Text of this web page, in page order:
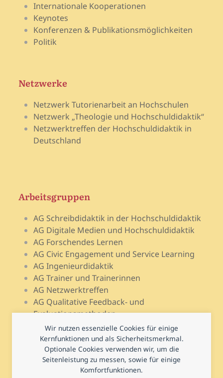
Wir nutzen essenzielle Cookies für einige
Kernfunktionen und als Sicherheitsmerkmal.
Optionale Cookies verwenden wir, um die
Seitenleistung zu messen, sowie für einige
Komfortfunktionen.
Internationale Kooperationen
Keynotes
Konferenzen & Publikationsmöglichkeiten
Politik
Netzwerke
Netzwerk Tutorienarbeit an Hochschulen
Netzwerk „Theologie und Hochschuldidaktik“
Netzwerktreffen der Hochschuldidaktik in
Deutschland
Arbeitsgruppen
AG Schreibdidaktik in der Hochschuldidaktik
AG Digitale Medien und Hochschuldidaktik
AG Forschendes Lernen
AG Civic Engagement und Service Learning
AG Ingenieurdidaktik
AG Trainer und Trainerinnen
AG Netzwerktreffen
AG Qualitative Feedback- und
Evaluationsmethoden
AG Open Teach Ware – Lehrportale
AG Psychologie und Lehr-Lern-Forschung
AG Prüfen und Prüfungsdidaktik
AG Hochschuldidaktische Regional- und
Landesnetzwerke